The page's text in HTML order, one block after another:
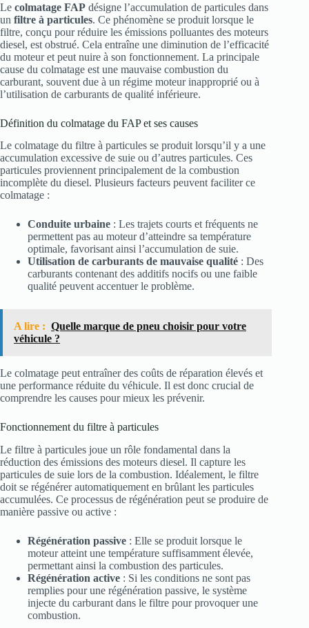
Le colmatage FAP désigne l’accumulation de particules dans
un filtre à particules. Ce phénomène se produit lorsque le
filtre, conçu pour réduire les émissions polluantes des moteurs
diesel, est obstrué. Cela entraîne une diminution de l’efficacité
du moteur et peut nuire à son fonctionnement. La principale
cause du colmatage est une mauvaise combustion du
carburant, souvent due à un régime moteur inapproprié ou à
l’utilisation de carburants de qualité inférieure.
Définition du colmatage du FAP et ses causes
Le colmatage du filtre à particules se produit lorsqu’il y a une
accumulation excessive de suie ou d’autres particules. Ces
particules proviennent principalement de la combustion
incomplète du diesel. Plusieurs facteurs peuvent faciliter ce
colmatage :
Conduite urbaine : Les trajets courts et fréquents ne
permettent pas au moteur d’atteindre sa température
optimale, favorisant ainsi l’accumulation de suie.
Utilisation de carburants de mauvaise qualité : Des
carburants contenant des additifs nocifs ou une faible
qualité peuvent accentuer le problème.
A lire : Quelle marque de pneu choisir pour votre
véhicule ?
Le colmatage peut entraîner des coûts de réparation élevés et
une performance réduite du véhicule. Il est donc crucial de
comprendre les causes pour mieux les prévenir.
Fonctionnement du filtre à particules
Le filtre à particules joue un rôle fondamental dans la
réduction des émissions des moteurs diesel. Il capture les
particules de suie lors de la combustion. Idéalement, le filtre
doit se régénérer automatiquement en brûlant les particules
accumulées. Ce processus de régénération peut se produire de
manière passive ou active :
Régénération passive : Elle se produit lorsque le
moteur atteint une température suffisamment élevée,
permettant ainsi la combustion des particules.
Régénération active : Si les conditions ne sont pas
remplies pour une régénération passive, le système
injecte du carburant dans le filtre pour provoquer une
combustion.